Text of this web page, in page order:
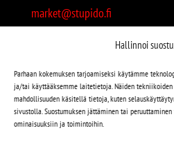
Hallinnoi
Parhaan kokemuksen tarjoamiseksi käytämme
ja/tai käyttääksemme laitetietoja. Näiden
mahdollisuuden käsitellä tietoja, kuten
sivustolla. Suostumuksen jättäminen tai
ominaisuuksiin ja toimintoihin.
market@stupido.fi
Avoinna:
arkisin 12-18
lauantaisin 12-17